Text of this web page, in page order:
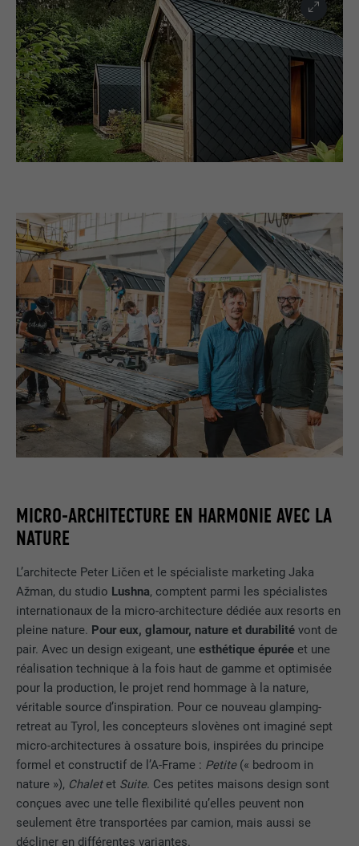
MICRO-ARCHITECTURE EN HARMONIE AVEC LA
NATURE
L’architecte Peter Ličen et le spécialiste marketing Jaka
Ažman, du studio Lushna, comptent parmi les spécialistes
internationaux de la micro-architecture dédiée aux resorts en
pleine nature. Pour eux, glamour, nature et durabilitévont de
pair. Avec un design exigeant, uneesthétique épurée et une
réalisation technique à la fois haut de gamme et optimisée
pour la production, le projet rend hommage à la nature,
véritable source d’inspiration. Pour ce nouveau glamping-
retreat au Tyrol, les concepteurs slovènes ont imaginé sept
micro-architectures à ossature bois, inspirées du principe
formel et constructif de l’A-Frame : Petite(« bedroom in
nature »), Chaletet Suite. Ces petites maisons design sont
conçues avec une telle flexibilité qu’elles peuvent non
seulement être transportées par camion, mais aussi se
décliner en différentes variantes.